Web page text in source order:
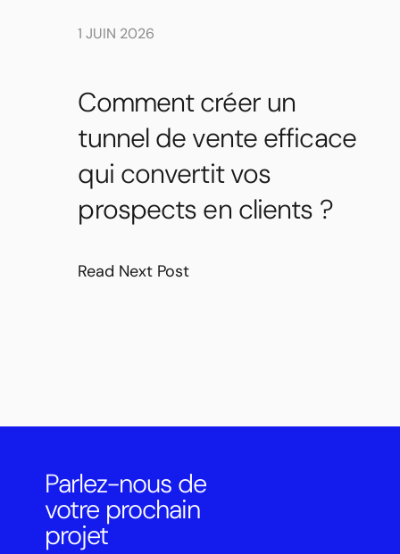
1 JUIN 2026
Comment créer un
tunnel de vente efficace
qui convertit vos
prospects en clients ?
Read Next Post
Parlez-nous de
votre prochain
projet